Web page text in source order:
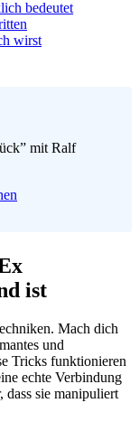
bedeutet
wirst
mit Ralf
ist
Mach dich
und
Tricks funktionieren
echte Verbindung
dass sie manipuliert